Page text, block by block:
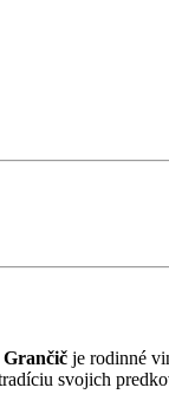
je rodinné
svojich